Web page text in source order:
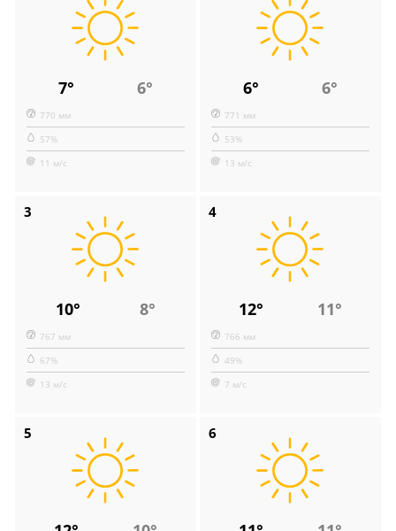
7° 6°
770 мм
57%
11 м/с
6° 6°
771 мм
53%
13 м/с
3
10° 8°
767 мм
67%
13 м/с
4
12° 11°
766 мм
49%
7 м/с
5 6